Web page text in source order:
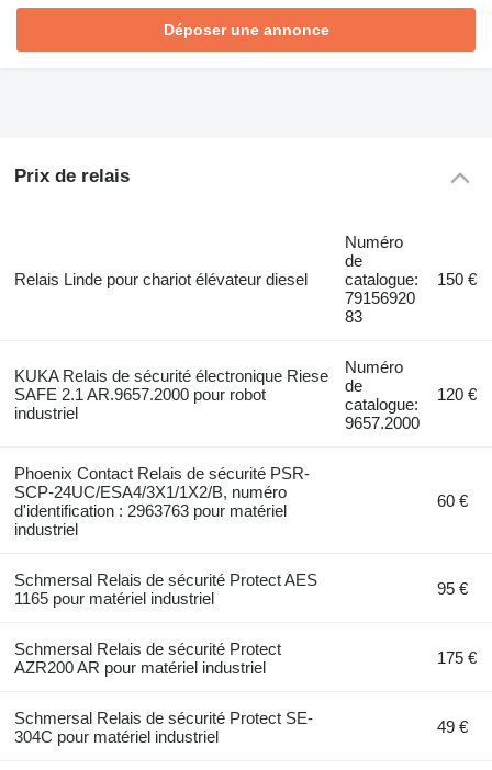
Déposer une annonce
Prix de relais
Relais Linde pour chariot élévateur diesel
Numéro
de
catalogue:
79156920
83
150 €
KUKA Relais de sécurité électronique Riese
SAFE 2.1 AR.9657.2000 pour robot
industriel
Numéro
de
catalogue:
9657.2000
120 €
Phoenix Contact Relais de sécurité PSR-
SCP-24UC/ESA4/3X1/1X2/B, numéro
d'identification : 2963763 pour matériel
industriel
60 €
Schmersal Relais de sécurité Protect AES
1165 pour matériel industriel
95 €
Schmersal Relais de sécurité Protect
AZR200 AR pour matériel industriel
175 €
Schmersal Relais de sécurité Protect SE-
304C pour matériel industriel
49 €